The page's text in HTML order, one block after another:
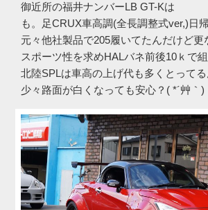
御近所の福井ナンバーLB GT-Kは
も。足CRUX車高調(全長調整式ver,)日
元々他社製品で205履いてたんだけど更
スポーツ性を求めHALバネ前後10ｋで組
北陸SPLは車高の上げ代も多くとって
少々路面が白くなっても安心？( *´艸｀)